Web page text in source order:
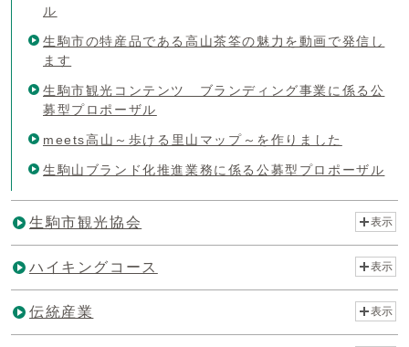
ル
生駒市の特産品である高山茶筌の魅力を動画で発信し
ます
生駒市観光コンテンツ ブランディング事業に係る公
募型プロポーザル
meets高山～歩ける里山マップ～を作りました
生駒山ブランド化推進業務に係る公募型プロポーザル
生駒市観光協会 表示
ハイキングコース 表示
伝統産業 表示